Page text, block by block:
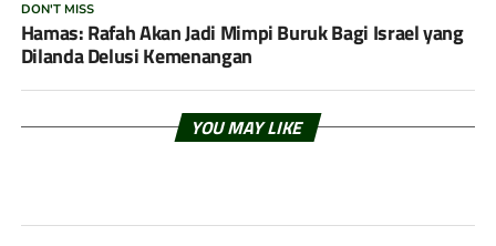
DON'T MISS
Hamas: Rafah Akan Jadi Mimpi Buruk Bagi Israel yang
Dilanda Delusi Kemenangan
YOU MAY LIKE